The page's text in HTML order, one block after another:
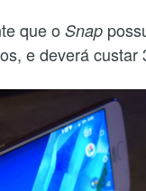
que o Snap
e deverá custar